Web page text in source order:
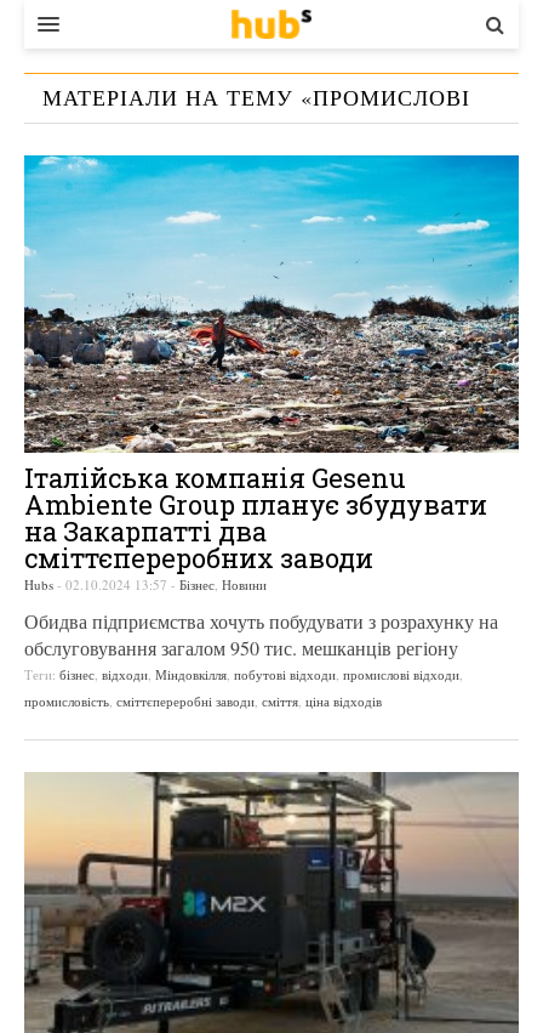
ВЛАДА
ЕКОНОМІКА
БІЗНЕС
СТАРТЕР
МАТЕРІАЛИ НА ТЕМУ «ПРОМИСЛОВІ
Італійська компанія Gesenu
Ambiente Group планує збудувати
на Закарпатті два
сміттєпереробних заводи
Hubs - 02.10.2024 13:57 - Бізнес Новини
Обидва підприємства хочуть побудувати з розрахунку на
обслуговування загалом 950 тис. мешканців регіону
Теги: бізнес відходи Міндовкілля побутові відходи промислові відходи
промисловість сміттєпереробні заводи сміття ціна відходів